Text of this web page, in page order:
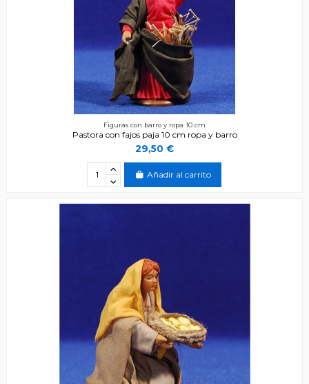
Figuras con barro y ropa 10 cm
Pastora con fajos paja 10 cm ropa y barro
29,50 €
Añadir al carrito